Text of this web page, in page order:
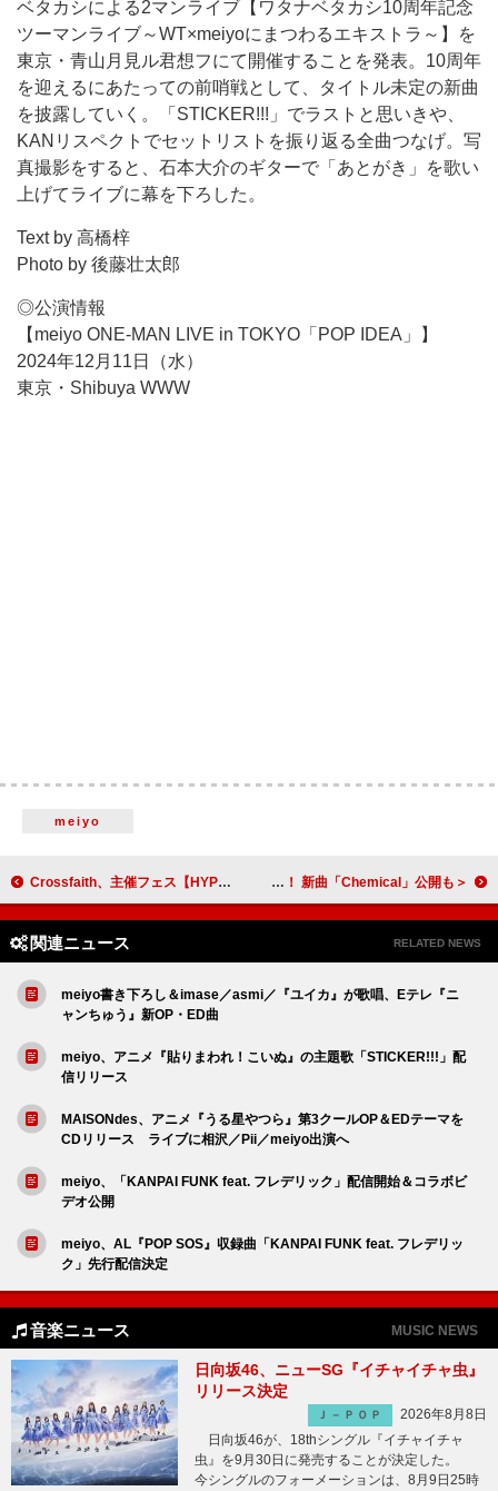
ベタカシによる2マンライブ【ワタナベタカシ10周年記念
ツーマンライブ～WT×meiyoにまつわるエキストラ～】を
東京・青山月見ル君想フにて開催することを発表。10周年
を迎えるにあたっての前哨戦として、タイトル未定の新曲
を披露していく。「STICKER!!!」でラストと思いきや、
KANリスペクトでセットリストを振り返る全曲つなげ。写
真撮影をすると、石本大介のギターで「あとがき」を歌い
上げてライブに幕を下ろした。
Text by 高橋梓
Photo by 後藤壮太郎
◎公演情報
【meiyo ONE-MAN LIVE in TOKYO「POP IDEA」】
2024年12月11日（水）
東京・Shibuya WWW
meiyo
Crossfaith、主催フェス【HYPER PLANET 2025】第1弾ラインナップを解禁 ＜ライブレポート＞Chego「私たちはまだまだ突き進みます！」観る者を熱狂させるポップスター性に溢れたZeppワンマン大成功！ 新曲「Chemical」公開も
関連ニュース RELATED NEWS
meiyo書き下ろし＆imase／asmi／『ユイカ』が歌唱、Eテレ『ニ
ャンちゅう』新OP・ED曲
meiyo、アニメ『貼りまわれ！こいぬ』の主題歌「STICKER!!!」配
信リリース
MAISONdes、アニメ『うる星やつら』第3クールOP＆EDテーマを
CDリリース ライブに相沢／Pii／meiyo出演へ
meiyo、「KANPAI FUNK feat. フレデリック」配信開始＆コラボビ
デオ公開
meiyo、AL『POP SOS』収録曲「KANPAI FUNK feat. フレデリッ
ク」先行配信決定
音楽ニュース MUSIC NEWS
日向坂46、ニューSG『イチャイチャ虫』
リリース決定
Ｊ－ＰＯＰ
2026年8月8日
日向坂46が、18thシングル『イチャイチャ
虫』を9月30日に発売することが決定した。
今シングルのフォーメーションは、8月9日25時